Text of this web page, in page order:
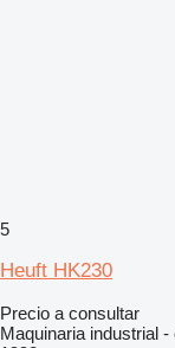
5
Heuft HK230
Precio a consultar
Maquinaria industrial